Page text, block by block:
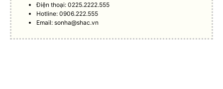
Điện thoại: 0225.2222.555
Hotline: 0906.222.555
Email:sonha@shac.vn